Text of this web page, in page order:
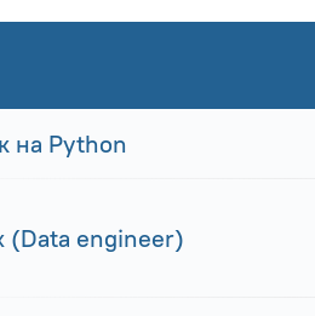
на Python
engineer)